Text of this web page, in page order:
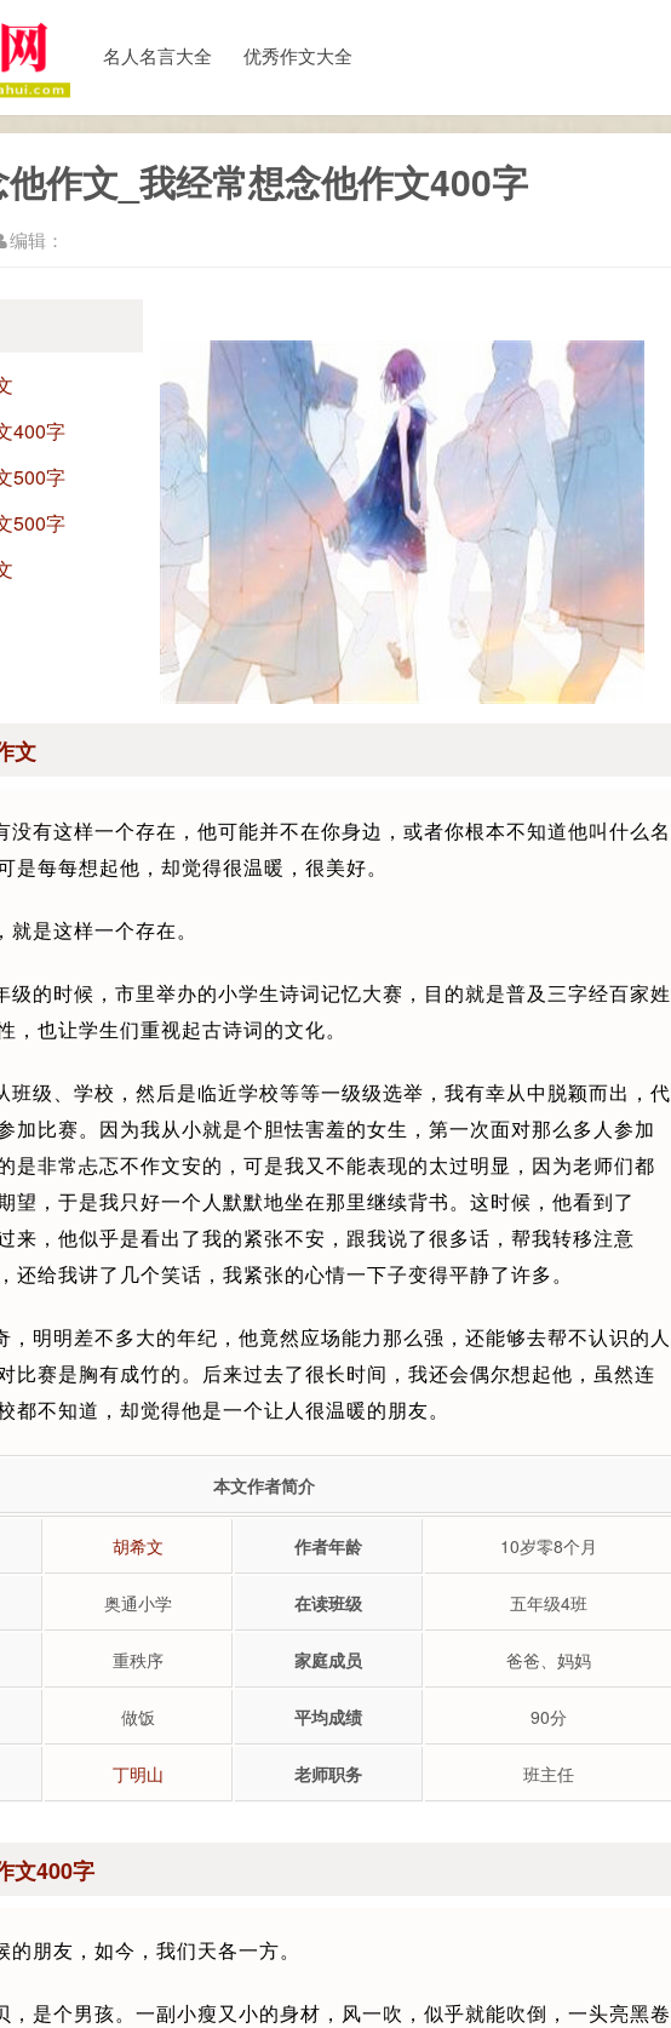
名人名言大全 优秀作文大全
作文_我经常想念他作文400字
编辑：
400字
500字
500字
文
没有这样一个存在，他可能并不在你身边，或者你根本不知道他叫什么名
是每每想起他，却觉得很温暖，很美好。
是这样一个存在。
级的时候，市里举办的小学生诗词记忆大赛，目的就是普及三字经百家姓
，也让学生们重视起古诗词的文化。
班级、学校，然后是临近学校等等一级级选举，我有幸从中脱颖而出，代
加比赛。因为我从小就是个胆怯害羞的女生，第一次面对那么多人参加
是非常忐忑不作文安的，可是我又不能表现的太过明显，因为老师们都
望，于是我只好一个人默默地坐在那里继续背书。这时候，他看到了
来，他似乎是看出了我的紧张不安，跟我说了很多话，帮我转移注意
还给我讲了几个笑话，我紧张的心情一下子变得平静了许多。
，明明差不多大的年纪，他竟然应场能力那么强，还能够去帮不认识的人
比赛是胸有成竹的。后来过去了很长时间，我还会偶尔想起他，虽然连
都不知道，却觉得他是一个让人很温暖的朋友。
本文作者简介
胡希文 作者年龄 10岁零8个月
奥通小学 在读班级 五年级4班
重秩序 家庭成员 爸爸、妈妈
做饭 平均成绩 90分
丁明山 老师职务 班主任
文400字
的朋友，如今，我们天各一方。
，是个男孩。一副小瘦又小的身材，风一吹，似乎就能吹倒，一头亮黑卷